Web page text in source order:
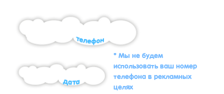
* Мы не будем
использовать ваш номер
телефона в рекламных
целях